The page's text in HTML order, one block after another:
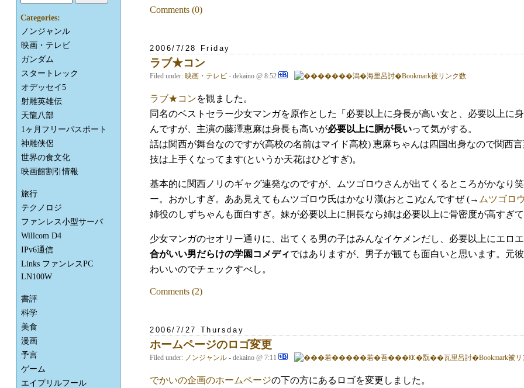
Comments (0)
2006/7/28 Friday
ラブ★コン
Filed under: 映画・テレビ - dekaino @ 8:52
ラブ★コンを観ました。
同名のベストセラー少女マンガを原作とした「必要以上に身長が高い女と、必要以上に
んですが、主演の藤澤恵麻は身長も高いが必要以上に胴が長いって気がする。
話は関西が舞台なのですが(高校の名前はマイド高校) 恵麻ちゃんは四国出身なので関西
技は上手くなってます(というか天花はひどすぎ)。
基本的に関西ノリのギャグ連発なのですが、ムツゴロウさんが出てくるところがかなり
ー。おかしすぎ。ああ見えてもムツゴロウ氏はかなり漢(おとこ)なんですぜ (→ ムツゴロ
姉役のしずちゃんも面白すぎ。妹が必要以上に胴長なら姉は必要以上に骨密度が高すぎて
少女マンガのセオリー通りに、出てくる男の子はみんなイケメンだし、必要以上にエロ
合がいい男だらけの学園コメディではありますが、男子が観ても面白いと思います。元
わいいのでチェックすべし。
Comments (2)
2006/7/27 Thursday
ホームページのロゴ変更
Filed under: ノンジャンル - dekaino @ 7:11
でかいの企画のホームページの下の方にあるロゴを変更しました。
Categories:
ノンジャンル
映画・テレビ
ガンダム
スタートレック
オデッセイ5
射雕英雄伝
天龍八部
1ヶ月フリーパスポート
神雕侠侶
世界の食文化
映画館割引情報
旅行
テクノロジ
ファンレス小型サーバ
Willcom D4
IPv6通信
Links ファンレスPC
LN100W
書評
科学
美食
漫画
予言
ゲーム
エイプリルフール